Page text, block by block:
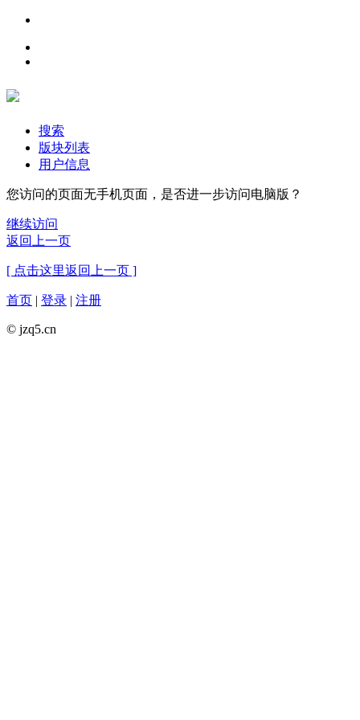
搜索
版块列表
用户信息
您访问的页面无手机页面，是否进一步访问电脑版？
继续访问
返回上一页
[ 点击这里返回上一页 ]
首页 | 登录 | 注册
© jzq5.cn